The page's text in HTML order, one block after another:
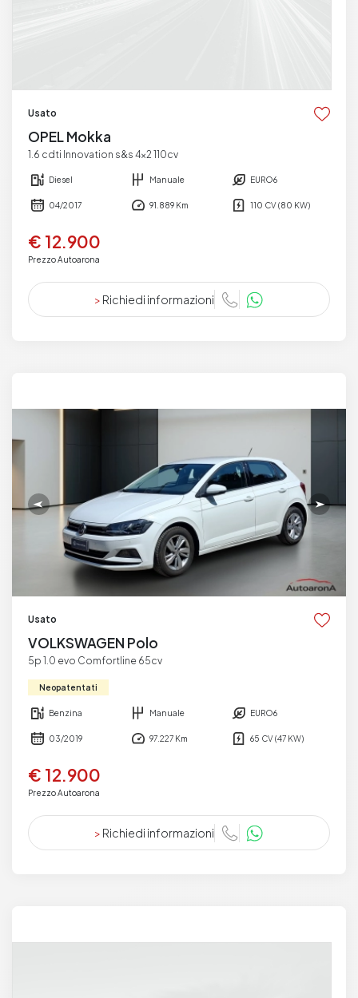
Usato
OPEL Mokka
1.6 cdti Innovation s&s 4x2 110cv
Diesel Manuale EURO6
04/2017 91.889 Km 110 CV (80 KW)
€ 12.900
Prezzo Autoarona
> Richiedi informazioni
Usato
VOLKSWAGEN Polo
5p 1.0 evo Comfortline 65cv
Neopatentati
Benzina Manuale EURO6
03/2019 97.227 Km 65 CV (47 KW)
€ 12.900
Prezzo Autoarona
> Richiedi informazioni